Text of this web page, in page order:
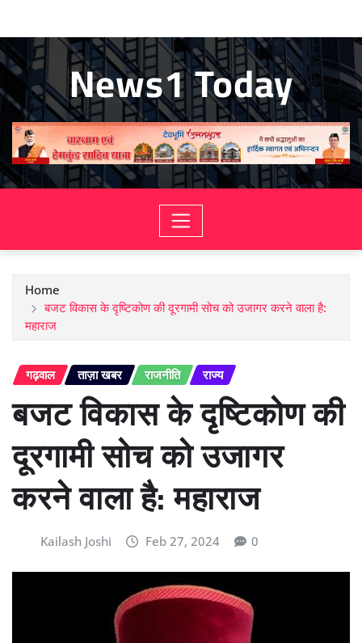
News1 Today
Home
बजट विकास के दृष्टिकोण की दूरगामी सोच को उजागर करने वाला है:
महाराज
गढ़वाल ताज़ा खबर राजनीति राज्य
बजट विकास के दृष्टिकोण की
दूरगामी सोच को उजागर
करने वाला है: महाराज
Kailash Joshi Feb 27, 2024 0